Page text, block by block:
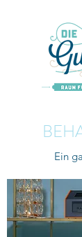
Ein